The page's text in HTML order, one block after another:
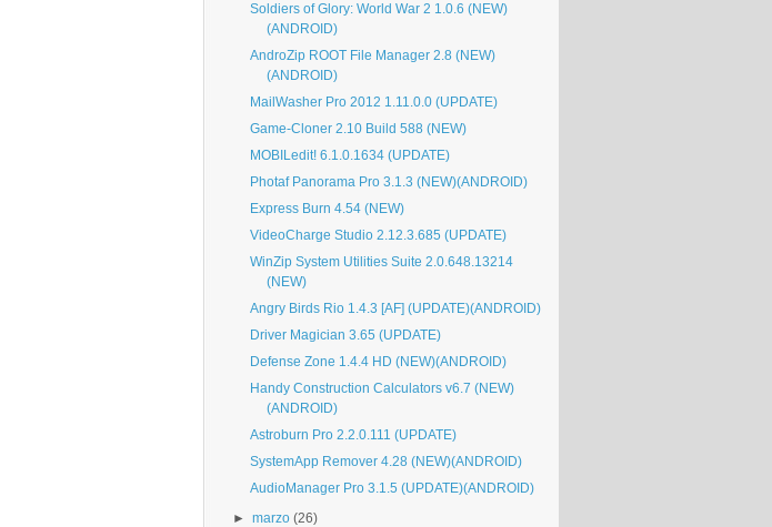
Soldiers of Glory: World War 2 1.0.6 (NEW)
(ANDROID)
AndroZip ROOT File Manager 2.8 (NEW)
(ANDROID)
MailWasher Pro 2012 1.11.0.0 (UPDATE)
Game-Cloner 2.10 Build 588 (NEW)
MOBILedit! 6.1.0.1634 (UPDATE)
Photaf Panorama Pro 3.1.3 (NEW)(ANDROID)
Express Burn 4.54 (NEW)
VideoCharge Studio 2.12.3.685 (UPDATE)
WinZip System Utilities Suite 2.0.648.13214
(NEW)
Angry Birds Rio 1.4.3 [AF] (UPDATE)(ANDROID)
Driver Magician 3.65 (UPDATE)
Defense Zone 1.4.4 HD (NEW)(ANDROID)
Handy Construction Calculators v6.7 (NEW)
(ANDROID)
Astroburn Pro 2.2.0.111 (UPDATE)
SystemApp Remover 4.28 (NEW)(ANDROID)
AudioManager Pro 3.1.5 (UPDATE)(ANDROID)
►marzo (26)